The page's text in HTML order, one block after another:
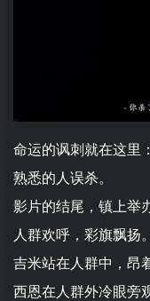
命运的讽刺就在这里
熟悉的人误杀。
影片的结尾，镇上举
人群欢呼，彩旗飘扬。
吉米站在人群中，昂
西恩在人群外冷眼旁